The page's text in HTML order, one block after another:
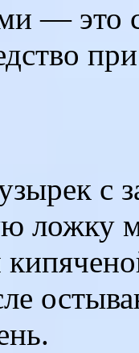
— это
с
ложку